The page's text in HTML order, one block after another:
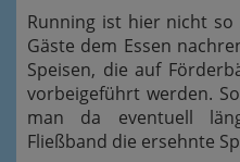
Running ist hier nicht so
Gäste dem Essen
Speisen, die auf
vorbeigeführt werden.
man da eventuell
Fließband die ersehnte